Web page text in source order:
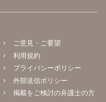
ご意見・ご要望
利用規約
プライバシーポリシー
外部送信ポリシー
掲載をご検討の弁護士の方